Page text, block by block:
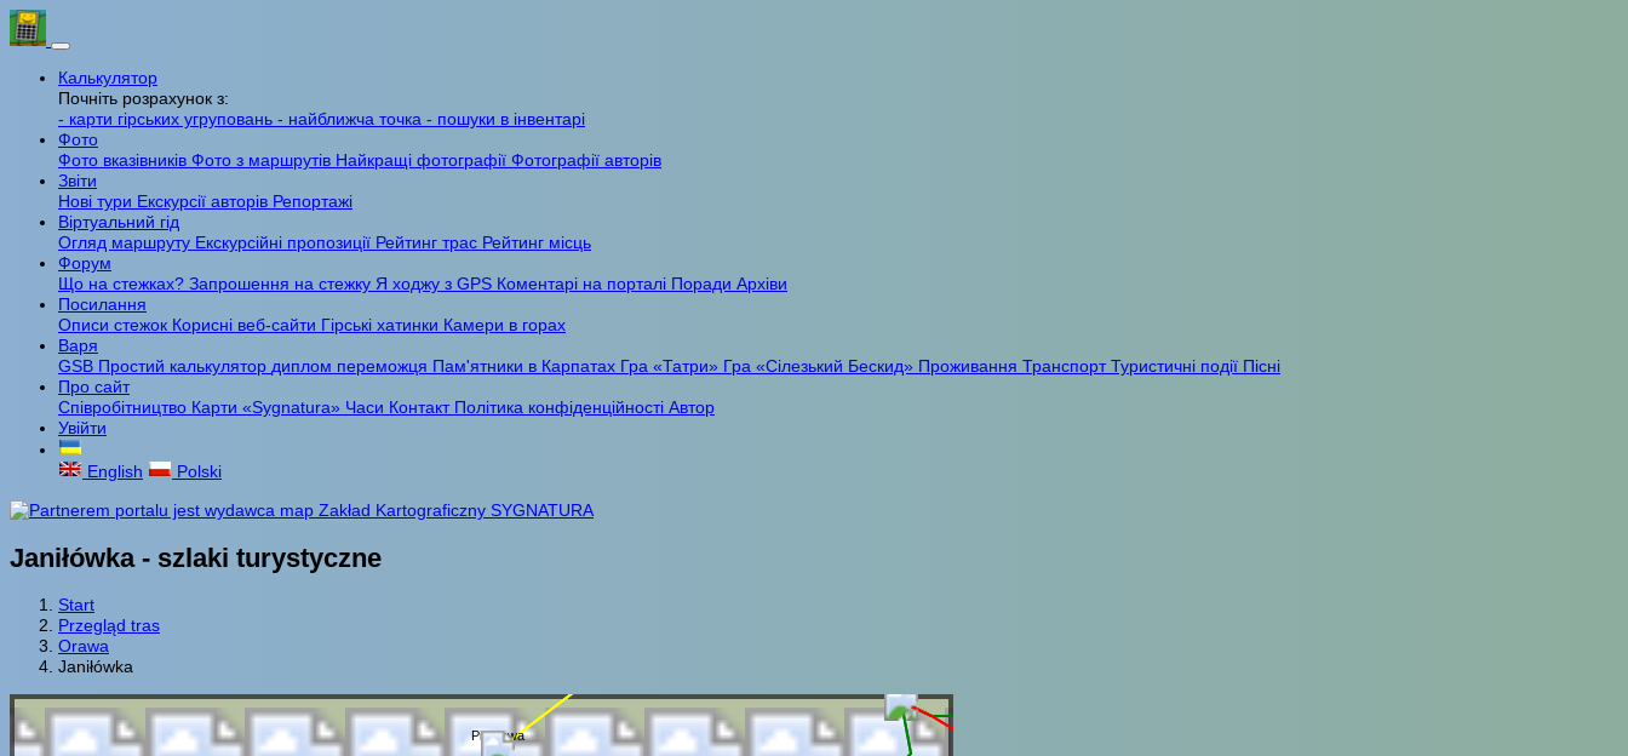
Калькулятор
Почніть розрахунок з:
- карти гірських угруповань - найближча точка - пошуки в інвентарі
Фото
Фото вказівників Фото з маршрутів Найкращі фотографії Фотографії авторів
Звіти
Нові тури Екскурсії авторів Репортажі
Віртуальний гід
Огляд маршруту Екскурсійні пропозиції Рейтинг трас Рейтинг місць
Форум
Що на стежках? Запрошення на стежку Я ходжу з GPS Коментарі на порталі Поради Архіви
Посилання
Описи стежок Корисні веб-сайти Гірські хатинки Камери в горах
Варя
GSB Простий калькулятор диплом переможця Пам'ятники в Карпатах Гра «Татри» Гра «Сілезький Бескид» Проживання ТранспортТуристичні події Пісні
Про сайт
Співробітництво Карти «Sygnatura» Часи Контакт Політика конфіденційності Автор
Увійти
English Polski
Janiłówka - szlaki turystyczne
Start
Przegląd tras
Orawa
Janiłówka
Piątkowa